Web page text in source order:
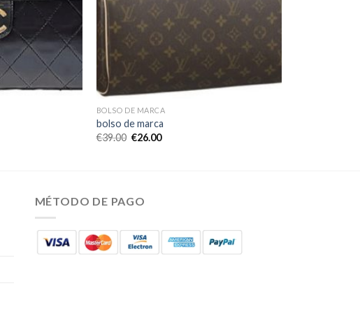
BOLSO DE MARCA
bolso de marca
€39.00 €26.00
MÉTODO DE PAGO